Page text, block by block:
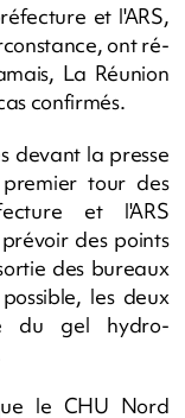
et l'ARS,
ont ré-
La Réunion
confirmés.
devant la presse
tour des
et l'ARS
des points
des bureaux
les deux
du gel hydro-
le CHU Nord